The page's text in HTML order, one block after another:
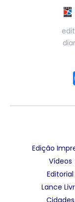
Edição
Vídeos
Editorial
Lance
Cidades